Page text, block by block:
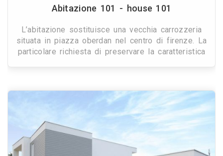
Abitazione 101 - house 101
L’abitazione sostituisce una vecchia carrozzeria
situata in piazza oberdan nel centro di firenze. La
particolare richiesta di preservare la caratteristica